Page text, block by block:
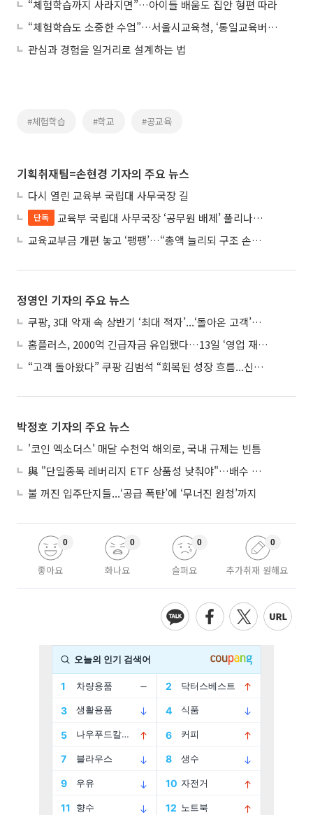
“체험학습까지 사라지면”…아이들 배움도 집안 형편 따라
“체험학습도 소중한 수업”…서울시교육청, ‘통일교육버스’ 확대 운영
관심과 경험을 일거리로 설계하는 법
#체험학습 #학교 #공교육
기획취재팀=손현경 기자의 주요 뉴스
다시 열린 교육부 국립대 사무국장 길
단독
교육부 국립대 사무국장 ‘공무원 배제’ 풀리나…응시자격 다시 열렸다
교육교부금 개편 놓고 ‘팽팽’…“총액 늘리되 구조 손질” vs “교육 안전망 지켜야”
정영인 기자의 주요 뉴스
쿠팡, 3대 악재 속 상반기 ‘최대 적자’...‘돌아온 고객’에 수익성 반등 주목
홈플러스, 2000억 긴급자금 유입됐다…13일 ‘영업 재개’
“고객 돌아왔다” 쿠팡 김범석 “회복된 성장 흐름...신사업 확대 위한 투자 유지”
박정호 기자의 주요 뉴스
'코인 엑소더스' 매달 수천억 해외로, 국내 규제는 빈틈
與 "단일종목 레버리지 ETF 상품성 낮춰야"…배수 조정안도 거론
불 꺼진 입주단지들...‘공급 폭탄’에 ‘무너진 원청’까지
좋아요
0
화나요
0
슬퍼요
0
추가취재 원해요
0